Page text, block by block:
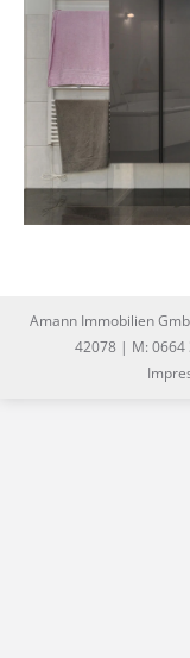
Amann Immobilien
42078 | M: 0664